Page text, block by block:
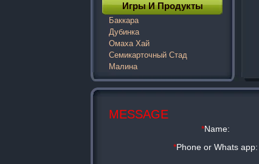
Игры И Продукты
Баккара
Дубинка
Омаха Хай
Семикарточный Стад
Малина
MESSAGE
*Name:
*Phone or Whats app: